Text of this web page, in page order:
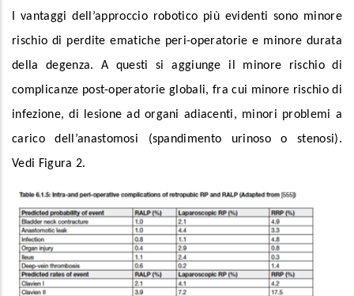
I vantaggi dell’approccio robotico più evidenti sono minore
rischio di perdite ematiche peri-operatorie e minore durata
della degenza. A questi si aggiunge il minore rischio di
complicanze post-operatorie globali, fra cui minore rischio di
infezione, di lesione ad organi adiacenti, minori problemi a
carico dell’anastomosi (spandimento urinoso o stenosi).
Vedi Figura 2.